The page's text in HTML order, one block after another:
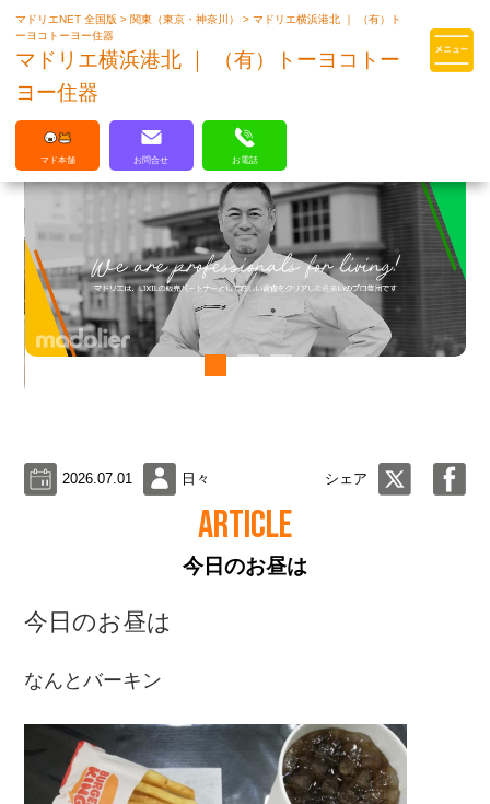
マドリエはLIXILの厳しい基準を
マドリエNET 全国版> 関東（東京・神奈川）>マドリエ横浜港北 ｜ （有）ト
ーヨコトーヨー住器
マドリエ横浜港北 ｜ （有）トーヨコトー
ヨー住器
マド本舗 お問合せ お電話
2026.07.01 日々 シェア
ARTICLE
今日のお昼は